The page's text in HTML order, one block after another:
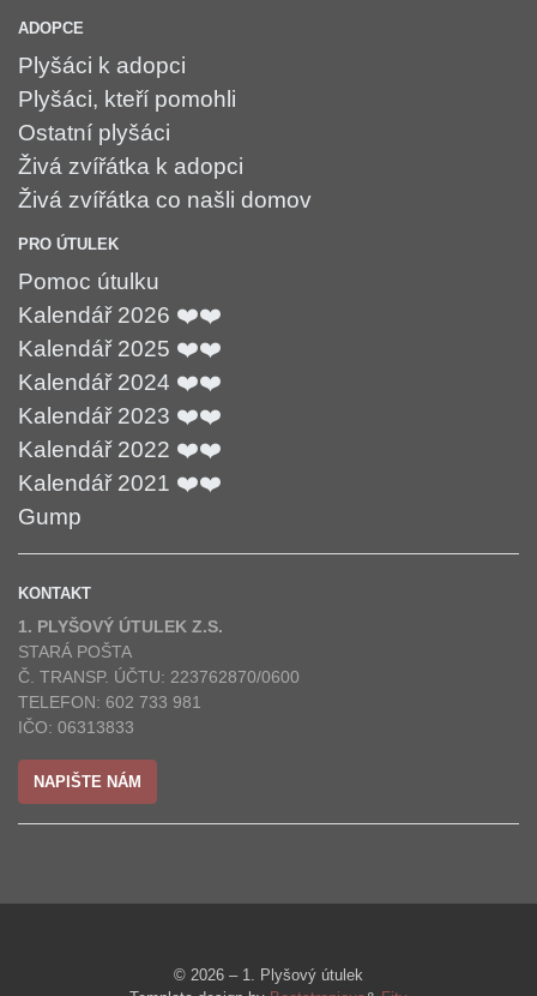
ADOPCE
Plyšáci k adopci
Plyšáci, kteří pomohli
Ostatní plyšáci
Živá zvířátka k adopci
Živá zvířátka co našli domov
PRO ÚTULEK
Pomoc útulku
Kalendář 2026 ❤️❤️
Kalendář 2025 ❤️❤️
Kalendář 2024 ❤️❤️
Kalendář 2023 ❤️❤️
Kalendář 2022 ❤️❤️
Kalendář 2021 ❤️❤️
Gump
KONTAKT
1. PLYŠOVÝ ÚTULEK Z.S.
STARÁ POŠTA
Č. TRANSP. ÚČTU: 223762870/0600
TELEFON: 602 733 981
IČO: 06313833
NAPIŠTE NÁM
© 2026 – 1. Plyšový útulek